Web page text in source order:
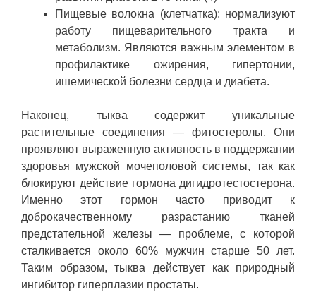
Пищевые волокна (клетчатка): нормализуют
работу пищеварительного тракта и
метаболизм. Являются важным элементом в
профилактике ожирения, гипертонии,
ишемической болезни сердца и диабета.
Наконец, тыква содержит уникальные
растительные соединения — фитостеролы. Они
проявляют выраженную активность в поддержании
здоровья мужской мочеполовой системы, так как
блокируют действие гормона дигидротестостерона.
Именно этот гормон часто приводит к
доброкачественному разрастанию тканей
предстательной железы — проблеме, с которой
сталкивается около 60% мужчин старше 50 лет.
Таким образом, тыква действует как природный
ингибитор гиперплазии простаты.